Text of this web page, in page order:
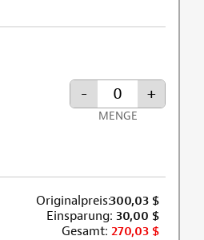
- +
MENGE
Originalpreis:300,03 $
Einsparung: 30,00 $
Gesamt: 270,03 $